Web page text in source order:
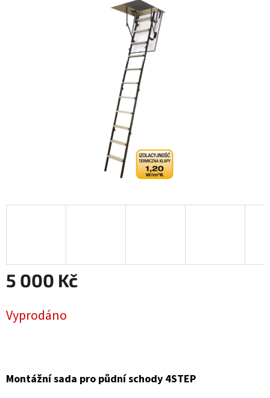
5 000 Kč
cena:
Vyprodáno
Montážní sada pro půdní schody 4STEP